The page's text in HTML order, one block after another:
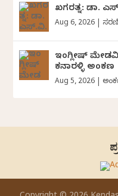
ಖಗರತ್ನ: ಡಾ.
Aug 6, 2026 ಸರಣಿ
ಇಂಗ್ಲೀಷ್
ಕನಾರಳ್ಳಿ ಅಂಕಣ
Aug 5, 2026